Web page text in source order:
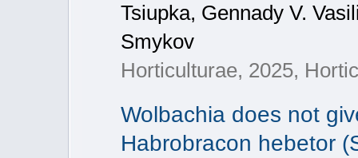
Tsiupka, Gennady V.
Smykov
Horticulturae, 2025,
Wolbachia does not
Habrobracon hebetor